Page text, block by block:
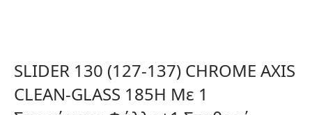
SLIDER 130 (127-137) CHROME AXIS
CLEAN-GLASS 185H Με 1